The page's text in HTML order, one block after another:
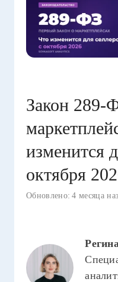
Закон 289-
изменится
октября
Обновлено: 4 месяца